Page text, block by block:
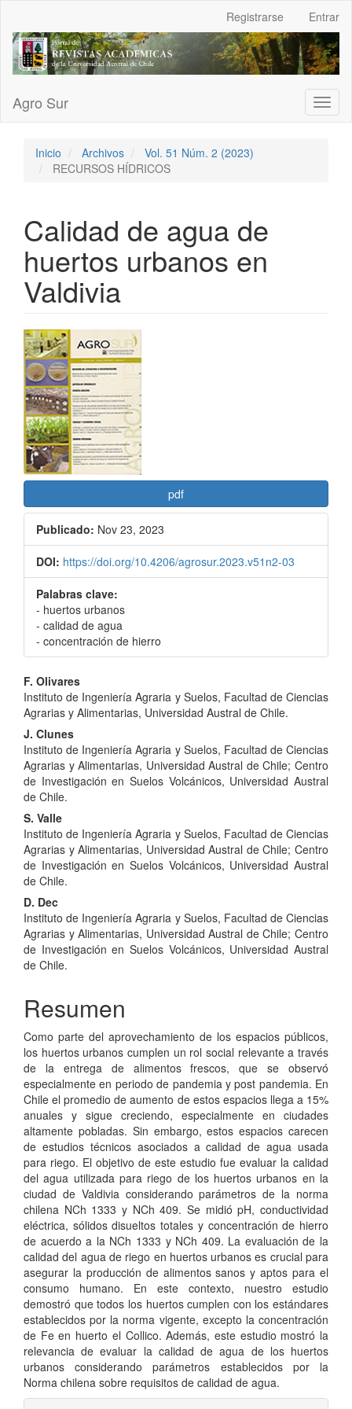
Contenido
principal
Barra
Registrarse Entrar
Agro Sur
Inicio Archivos
Vol. 51 Núm. 2 (2023)
RECURSOS HÍDRICOS
Calidad de agua de
huertos urbanos en
Valdivia
Barra
lateral
del
artículo
pdf
Publicado: Nov 23, 2023
DOI: https://doi.org/10.4206/agrosur.2023.v51n2-03
Palabras clave:
- huertos urbanos
- calidad de agua
- concentración de hierro
Contenido
principal
del
artículo
F. Olivares
Instituto de Ingeniería Agraria y Suelos, Facultad de Ciencias
Agrarias y Alimentarias, Universidad Austral de Chile.
J. Clunes
Instituto de Ingeniería Agraria y Suelos, Facultad de Ciencias
Agrarias y Alimentarias, Universidad Austral de Chile; Centro
de Investigación en Suelos Volcánicos, Universidad Austral
de Chile.
S. Valle
Instituto de Ingeniería Agraria y Suelos, Facultad de Ciencias
Agrarias y Alimentarias, Universidad Austral de Chile; Centro
de Investigación en Suelos Volcánicos, Universidad Austral
de Chile.
D. Dec
Instituto de Ingeniería Agraria y Suelos, Facultad de Ciencias
Agrarias y Alimentarias, Universidad Austral de Chile; Centro
de Investigación en Suelos Volcánicos, Universidad Austral
de Chile.
Resumen
Como parte del aprovechamiento de los espacios públicos,
los huertos urbanos cumplen un rol social relevante a través
de la entrega de alimentos frescos, que se observó
especialmente en periodo de pandemia y post pandemia. En
Chile el promedio de aumento de estos espacios llega a 15%
anuales y sigue creciendo, especialmente en ciudades
altamente pobladas. Sin embargo, estos espacios carecen
de estudios técnicos asociados a calidad de agua usada
para riego. El objetivo de este estudio fue evaluar la calidad
del agua utilizada para riego de los huertos urbanos en la
ciudad de Valdivia considerando parámetros de la norma
chilena NCh 1333 y NCh 409. Se midió pH, conductividad
eléctrica, sólidos disueltos totales y concentración de hierro
de acuerdo a la NCh 1333 y NCh 409. La evaluación de la
calidad del agua de riego en huertos urbanos es crucial para
asegurar la producción de alimentos sanos y aptos para el
consumo humano. En este contexto, nuestro estudio
demostró que todos los huertos cumplen con los estándares
establecidos por la norma vigente, excepto la concentración
de Fe en huerto el Collico. Además, este estudio mostró la
relevancia de evaluar la calidad de agua de los huertos
urbanos considerando parámetros establecidos por la
Norma chilena sobre requisitos de calidad de agua.